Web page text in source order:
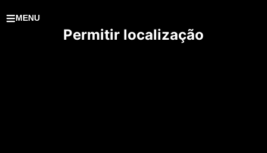
MENU
Permitir localização